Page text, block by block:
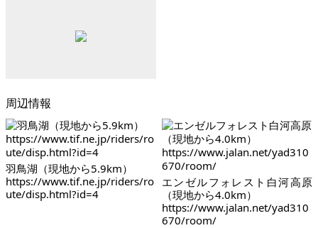
周辺情報
羽鳥湖（現地から5.9km）
https://www.tif.ne.jp/riders/ro
ute/disp.html?id=4
エンゼルフォレスト白河高原
（現地から4.0km）
https://www.jalan.net/yad310
670/room/